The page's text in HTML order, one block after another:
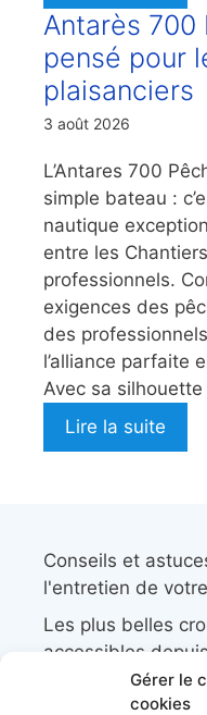
Gérer le
cookies
Antarès 700
pensé pour
plaisanciers
3 août 2026
L’Antares 700
simple bateau :
nautique
entre les
professionnels.
exigences des
des
l’alliance parfaite
Avec sa
Lire la suite
Conseils et
l'entretien de
Les plus belles
accessibles
Les meilleurs